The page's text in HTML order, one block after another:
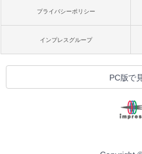
プライバシーポリシー
インプレスグループ
PC版で